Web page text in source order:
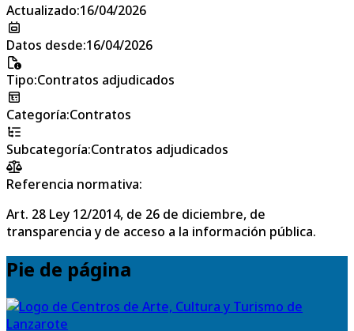
Actualizado:16/04/2026
Datos desde:16/04/2026
Tipo:Contratos adjudicados
Categoría:Contratos
Subcategoría:Contratos adjudicados
Referencia normativa:
Art. 28 Ley 12/2014, de 26 de diciembre, de
transparencia y de acceso a la información pública.
Pie de página